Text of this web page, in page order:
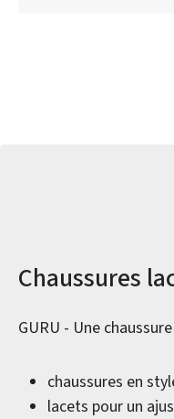
Informations
Chaussures
GURU - Une
chaussures en
lacets pour un